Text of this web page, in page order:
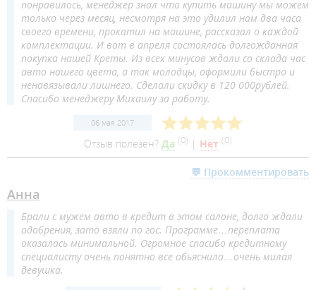
понравилось, менеджер знал что купить машину мы можем
только через месяц, несмотря на это удилил нам два часа
своего времени, прокатил на машине, рассказал о каждой
комплектации. И вот в апреля состоялась долгожданная
покупка нашей Креты. Из всех минусов ждали со склада час
авто нашего цвета, а так молодцы, оформили быстро и
ненавязывали лишнего. Сделали скидку в 120 000рублей.
Спасибо менеджеру Михаилу за работу.
06 мая 2017
Отзыв полезен? Да (0) | Нет (0)
💬 Прокомментировать
Анна
Брали с мужем авто в кредит в этом салоне, долго ждали
одобрения, зато взяли по гос. Программе…переплата
оказалась минимальной. Огромное спасибо кредитному
специалисту очень понятно все обьяснила…очень милая
девушка.